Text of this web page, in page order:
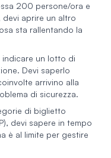
200 persone/ora e
aprire un altro
sta rallentando la
un lotto di
Devi saperlo
arrivino alla
di sicurezza.
di biglietto
devi sapere in tempo
è al limite per gestire